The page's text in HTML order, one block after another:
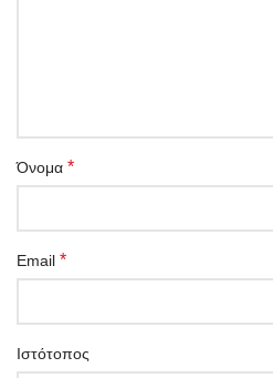
Όνομα *
Email *
Ιστότοπος